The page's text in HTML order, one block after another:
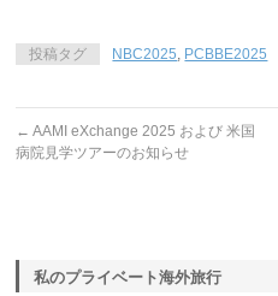
投稿タグ NBC2025, PCBBE2025
← AAMI eXchange 2025 および 米国
病院見学ツアーのお知らせ
私のプライベート海外旅行